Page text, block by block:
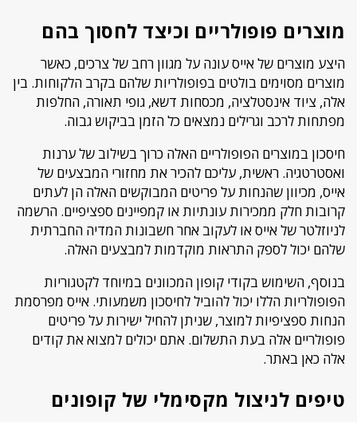
מוצרים פופולריים וכיצד לחסוך בהם
היצע מוצרים של אייס עונה על מגוון רחב של צרכים, כאשר
מוצרים מסוימים בולטים בפופולריות שלהם בקרב הלקוחות. בין
אלה, ציוד אינסטלציה, מכסחות דשא, גופי תאורה, החלפות
מפתחות לרכב וגרילים נמצאים כל הזמן בביקוש גבוה.
חיסכון במוצרים הפופולריים האלה כרוך בשילוב של ערנות
ואסטרטגיה. ראשית, עליכם להכיר את מחזורי המבצעים של
אייס, מכיוון שהנחות על פריטים המבוקשים האלה הן לעתים
קרובות חלק ממכירות עונתיות או קמפיינים ספציפיים. הרשמה
לניוזלטר של אייס או לעקוב אחר חשבונות המדיה החברתית
שלהם יכול לספק התראות מוקדמות למבצעים האלה.
בנוסף, השימוש בקודי קופון המכוונים במיוחד לקטגוריות
הפופולריות הללו יכול להוביל לחיסכון משמעותי. אייס מפרסמת
הנחות ספציפיות למוצר, שניתן להחיל ישירות על פריטים
פופולריים אלה בעת התשלום. אתם יכולים למצוא את קודים
אלה כאן באתר.
טיפים לניצול מקסימלי של קופונים